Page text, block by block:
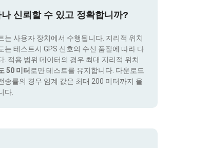
신뢰할 수 있고 정확합니까?
는 사용자 장치에서 수행됩니다. 지리적 위치
는 테스트시 GPS 신호의 수신 품질에 따라 다
. 적용 범위 데이터의 경우 최대 지리적 위치
50 미터 로만 테스트를 유지합니다. 다운로드
송률의 경우 임계 값은 최대 200 미터까지 올
다.